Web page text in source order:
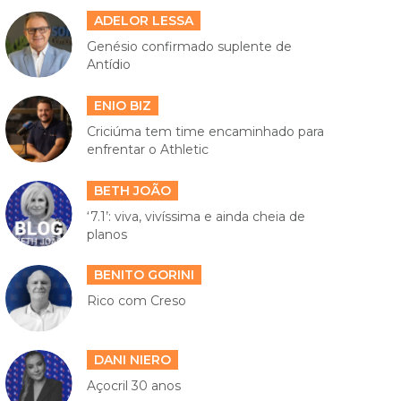
ADELOR LESSA
Genésio confirmado suplente de
Antídio
ENIO BIZ
Criciúma tem time encaminhado para
enfrentar o Athletic
BETH JOÃO
‘7.1’: viva, vivíssima e ainda cheia de
planos
BENITO GORINI
Rico com Creso
DANI NIERO
Açocril 30 anos